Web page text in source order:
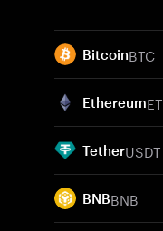
BitcoinBTC
Ethereum
TetherUSDT
BNBBNB